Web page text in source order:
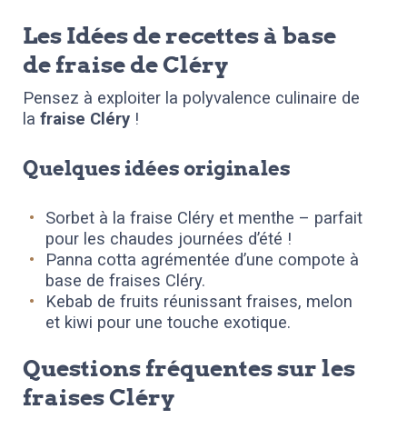
Les Idées de recettes à base
de fraise de Cléry
Pensez à exploiter la polyvalence culinaire de
la fraise Cléry !
Quelques idées originales
Sorbet à la fraise Cléry et menthe – parfait
pour les chaudes journées d’été !
Panna cotta agrémentée d’une compote à
base de fraises Cléry.
Kebab de fruits réunissant fraises, melon
et kiwi pour une touche exotique.
Questions fréquentes sur les
fraises Cléry